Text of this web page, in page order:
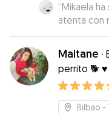
“Mikaela
atenta con
duda
tan
Maitane ·
perrito 🐕 ♥️
Bilbao -